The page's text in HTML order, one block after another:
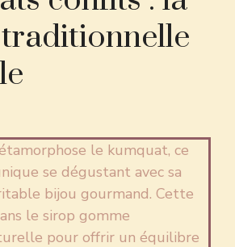
le kumquat, ce
se dégustant avec sa
bijou gourmand. Cette
le sirop gomme
pour offrir un équilibre